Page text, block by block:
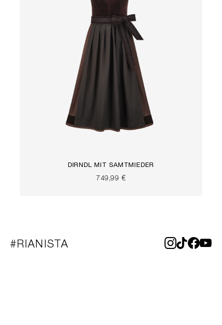
DIRNDL MIT SAMTMIEDER
749,99 €
#RIANISTA